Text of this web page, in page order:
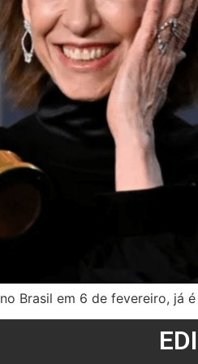
Brasil em 6 de fevereiro, já